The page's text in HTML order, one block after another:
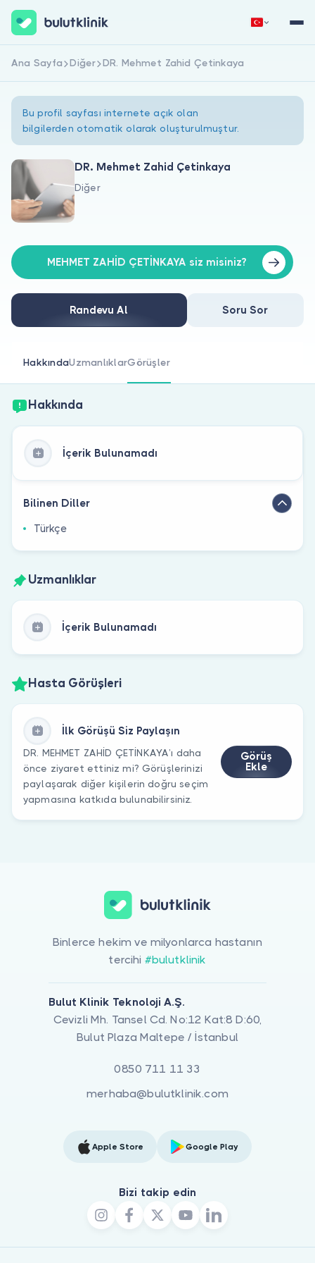
Hakkımızda
Doktorlar için
Doktor musunuz?
Hemen Kaydol Giriş Yap
Ana Sayfa Diğer DR. Mehmet Zahid Çetinkaya
Bu profil sayfası internete açık olan
bilgilerden otomatik olarak oluşturulmuştur.
DR. Mehmet Zahid Çetinkaya
Diğer
MEHMET ZAHİD ÇETİNKAYA siz misiniz?
Randevu Al Soru Sor
HakkındaUzmanlıklarGörüşler
Hakkında
İçerik Bulunamadı
Bilinen Diller
Türkçe
Uzmanlıklar
İçerik Bulunamadı
Hasta Görüşleri
İlk Görüşü Siz Paylaşın
DR. MEHMET ZAHİD ÇETİNKAYA’ı daha
önce ziyaret ettiniz mi? Görüşlerinizi
paylaşarak diğer kişilerin doğru seçim
yapmasına katkıda bulunabilirsiniz.
Görüş
Ekle
Binlerce hekim ve milyonlarca hastanın
tercihi #bulutklinik
Bulut Klinik Teknoloji A.Ş.
Cevizli Mh. Tansel Cd. No:12 Kat:8 D:60,
Bulut Plaza Maltepe / İstanbul
0850 711 11 33
merhaba@bulutklinik.com
Apple Store Google Play
Bizi takip edin